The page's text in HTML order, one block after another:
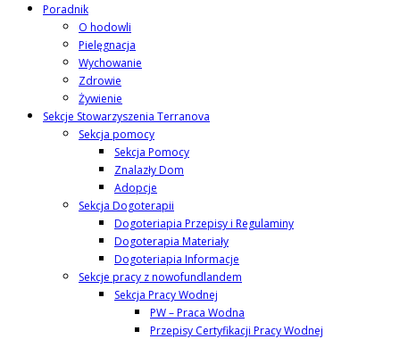
Poradnik
O hodowli
Pielęgnacja
Wychowanie
Zdrowie
Żywienie
Sekcje Stowarzyszenia Terranova
Sekcja pomocy
Sekcja Pomocy
Znalazły Dom
Adopcje
Sekcja Dogoterapii
Dogoteriapia Przepisy i Regulaminy
Dogoterapia Materiały
Dogoteriapia Informacje
Sekcje pracy z nowofundlandem
Sekcja Pracy Wodnej
PW – Praca Wodna
Przepisy Certyfikacji Pracy Wodnej